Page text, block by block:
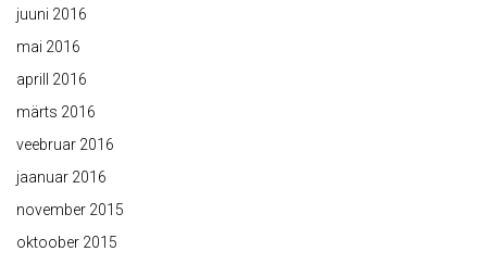
juuni 2016
mai 2016
aprill 2016
märts 2016
veebruar 2016
jaanuar 2016
november 2015
oktoober 2015